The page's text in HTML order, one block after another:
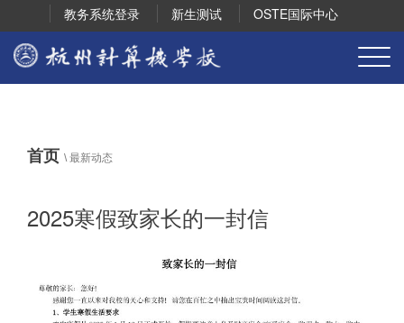
教务系统登录 新生测试 OSTE国际中心
首页 \最新动态
2025寒假致家长的一封信